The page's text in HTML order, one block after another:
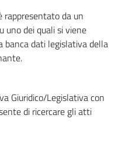
da un
uno dei quali si viene
dati legislativa della
Giuridico/Legislativa con
di ricercare gli atti